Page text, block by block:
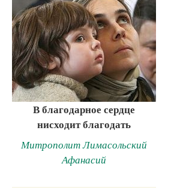
В благодарное сердце
нисходит благодать
Митрополит Лимасольский
Афанасий